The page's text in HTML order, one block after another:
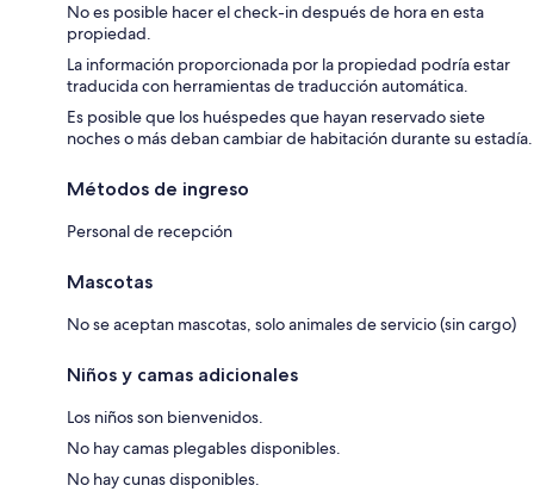
No es posible hacer el check-in después de hora en esta
propiedad.
La información proporcionada por la propiedad podría estar
traducida con herramientas de traducción automática.
Es posible que los huéspedes que hayan reservado siete
noches o más deban cambiar de habitación durante su estadía.
Métodos de ingreso
Personal de recepción
Mascotas
No se aceptan mascotas, solo animales de servicio (sin cargo)
Niños y camas adicionales
Los niños son bienvenidos.
No hay camas plegables disponibles.
No hay cunas disponibles.